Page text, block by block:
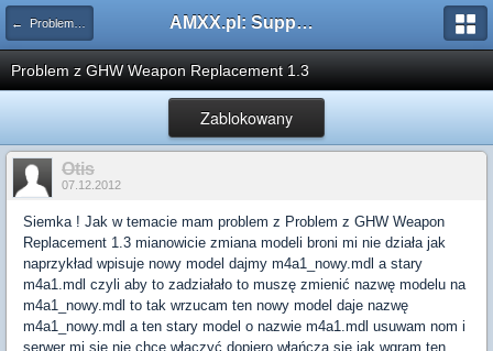
← Problemy z pluginami AMXX.pl: Support AMX Mod X i SourceMod
Problem z GHW Weapon Replacement 1.3
Zablokowany
Otis
07.12.2012
Siemka ! Jak w temacie mam problem z Problem z GHW Weapon
Replacement 1.3 mianowicie zmiana modeli broni mi nie działa jak
naprzykład wpisuje nowy model dajmy m4a1_nowy.mdl a stary
m4a1.mdl czyli aby to zadziałało to muszę zmienić nazwę modelu na
m4a1_nowy.mdl to tak wrzucam ten nowy model daje nazwę
m4a1_nowy.mdl a ten stary model o nazwie m4a1.mdl usuwam nom i
serwer mi się nie chcę włączyć dopiero włańcza się jak wgram ten